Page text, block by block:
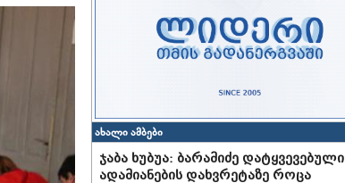
ახალი ამბები
ჯაბა ხუბუა: ბარამიძე დატყვევებული
ადამიანების დახვრეტაზე როცა